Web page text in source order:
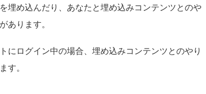
埋め込んだり、あなたと埋め込みコンテンツとのや
あります。
にログイン中の場合、埋め込みコンテンツとのやり
す。